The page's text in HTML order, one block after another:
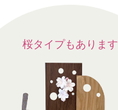
桜タイプもあります